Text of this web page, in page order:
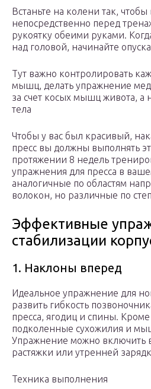
Встаньте на колени так,
непосредственно перед
рукоятку обеими руками.
над головой, начинайте
Тут важно контролировать
мышц, делать упражнение
за счет косых мышц живота, а
тела
Чтобы у вас был красивый,
пресс вы должны выполнять
протяжении 8 недель
упражнения для пресса в
аналогичные по областям
волокон, но различные по
Эффективные
стабилизации
1. Наклоны вперед
Идеальное упражнение для
развить гибкость
пресса, ягодиц и спины.
подколенные сухожилия и
Упражнение можно включить
растяжки или утренней
Техника выполнения